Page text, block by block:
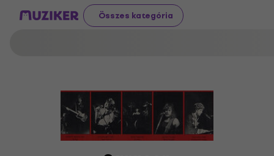
Összes kategória